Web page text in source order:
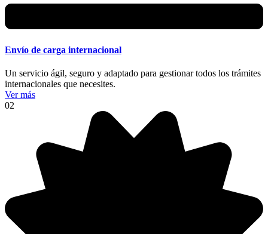
Envío de carga internacional
Un servicio ágil, seguro y adaptado para gestionar todos los trámites
internacionales que necesites.
Ver más
02